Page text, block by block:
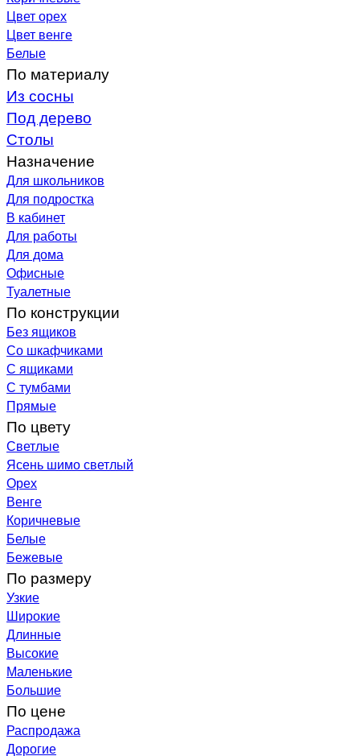
Цвет орех
Цвет венге
Белые
По материалу
Из сосны
Под дерево
Столы
Назначение
Для школьников
Для подростка
В кабинет
Для работы
Для дома
Офисные
Туалетные
По конструкции
Без ящиков
Со шкафчиками
С ящиками
С тумбами
Прямые
По цвету
Светлые
Ясень шимо светлый
Орех
Венге
Коричневые
Белые
Бежевые
По размеру
Узкие
Широкие
Длинные
Высокие
Маленькие
Большие
По цене
Распродажа
Дорогие